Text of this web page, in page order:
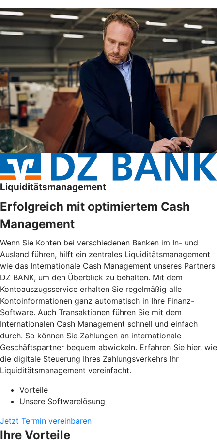
Liquiditätsmanagement
Erfolgreich mit optimiertem Cash
Management
Wenn Sie Konten bei verschiedenen Banken im In- und
Ausland führen, hilft ein zentrales Liquiditätsmanagement
wie das Internationale Cash Management unseres Partners
DZ BANK, um den Überblick zu behalten. Mit dem
Kontoauszugsservice erhalten Sie regelmäßig alle
Kontoinformationen ganz automatisch in Ihre Finanz-
Software. Auch Transaktionen führen Sie mit dem
Internationalen Cash Management schnell und einfach
durch. So können Sie Zahlungen an internationale
Geschäftspartner bequem abwickeln. Erfahren Sie hier, wie
die digitale Steuerung Ihres Zahlungsverkehrs Ihr
Liquiditätsmanagement vereinfacht.
Vorteile
Unsere Softwarelösung
Jetzt Termin vereinbaren
Ihre Vorteile